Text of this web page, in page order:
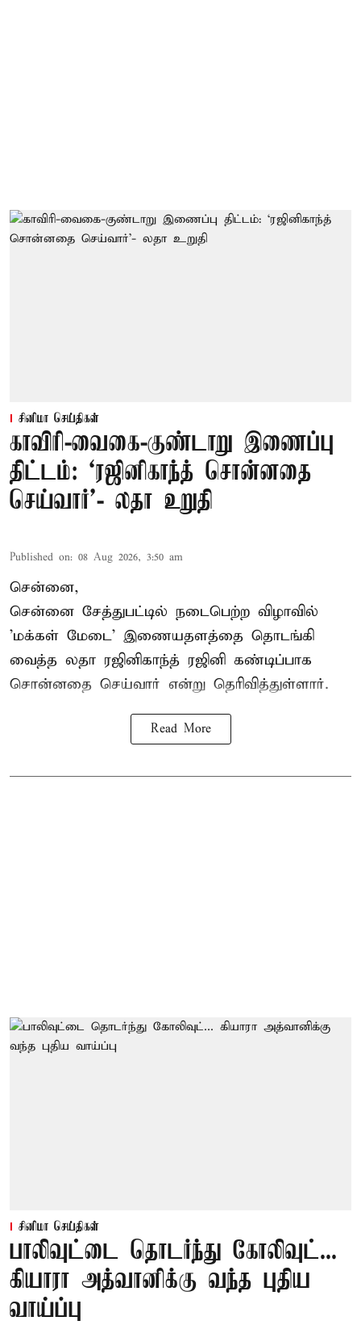
சினிமா செய்திகள்
காவிரி-வைகை-குண்டாறு இணைப்பு
திட்டம்: ‘ரஜினிகாந்த் சொன்னதை
செய்வார்’- லதா உறுதி
Published on: 08 Aug 2026, 3:50 am
சென்னை,
சென்னை சேத்துபட்டில் நடைபெற்ற விழாவில்
'மக்கள் மேடை' இணையதளத்தை தொடங்கி
வைத்த லதா ரஜினிகாந்த் ரஜினி கண்டிப்பாக
சொன்னதை செய்வார் என்று தெரிவித்துள்ளார்.
Read More
சினிமா செய்திகள்
பாலிவுட்டை தொடர்ந்து கோலிவுட்...
கியாரா அத்வானிக்கு வந்த புதிய
வாய்ப்பு